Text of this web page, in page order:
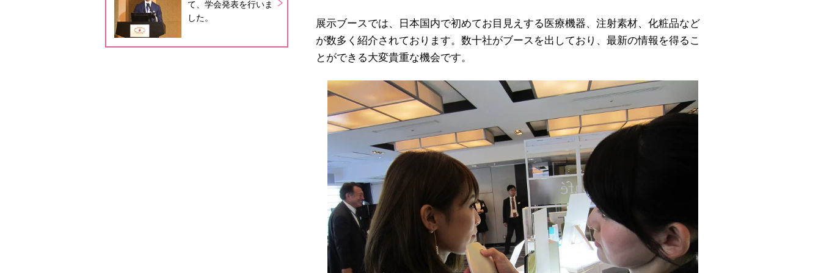
展示ブースでは、日本国内で初めてお目見えする医療機器、注射素材、化粧品など
が数多く紹介されております。数十社がブースを出しており、最新の情報を得るこ
とができる大変貴重な機会です。
て、学会発表を行いま
した。